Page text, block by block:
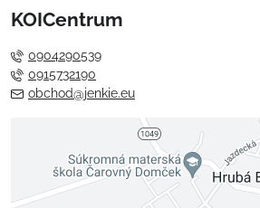
KOICentrum
0904290539
0915732190
obchod@jenkie.eu
Externý obsah je blokovaný
Voľbami súkromia